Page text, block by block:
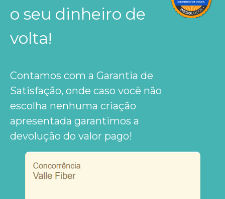
o seu dinheiro de
volta!
Contamos com a Garantia de
Satisfação, onde caso você não
escolha nenhuma criação
apresentada garantimos a
devolução do valor pago!